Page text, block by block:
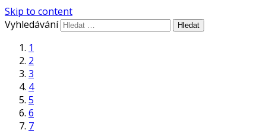
Skip to content
Vyhledávání
1
2
3
4
5
6
7